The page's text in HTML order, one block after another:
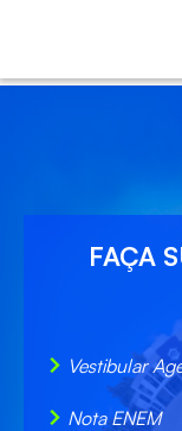
Pular para o
FAÇA
Vestibular
Nota ENEM